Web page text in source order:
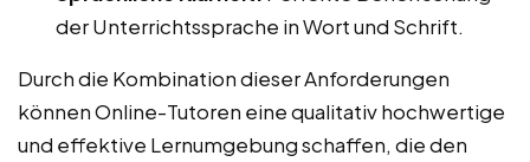
der Unterrichtssprache in Wort und Schrift.
Durch die Kombination dieser Anforderungen
können Online-Tutoren eine qualitativ hochwertige
und effektive Lernumgebung schaffen, die den